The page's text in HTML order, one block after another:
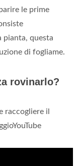
le prime
pianta, questa
di fogliame.
rovinarlo?
raccogliere il